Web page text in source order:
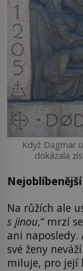
Když Dagmar
dokázala
Na růžích ale
s jinou,“ mrzí
ani naposledy.
své ženy
miluje, pro její